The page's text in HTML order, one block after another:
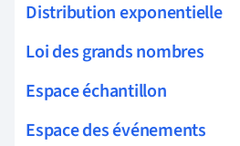
Distribution exponentielle
Loi des grands nombres
Espace échantillon
Espace des événements